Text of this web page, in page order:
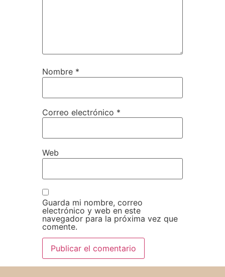
Nombre *
Correo electrónico *
Web
Guarda mi nombre, correo
electrónico y web en este
navegador para la próxima vez que
comente.